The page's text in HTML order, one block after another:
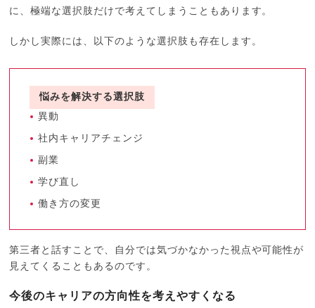
に、極端な選択肢だけで考えてしまうこともあります。
しかし実際には、以下のような選択肢も存在します。
悩みを解決する選択肢
異動
社内キャリアチェンジ
副業
学び直し
働き方の変更
第三者と話すことで、自分では気づかなかった視点や可能性が
見えてくることもあるのです。
今後のキャリアの方向性を考えやすくなる